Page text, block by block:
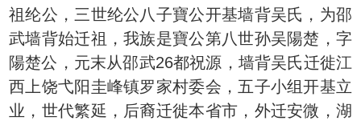
祖纶公，三世纶公八子寶公开基墙背吴氏，为邵
武墙背始迁祖，我族是寶公第八世孙吴陽楚，字
陽楚公，元末从邵武26都祝源，墙背吴氏迁徙江
西上饶弋阳圭峰镇罗家村委会，五子小组开基立
业，世代繁延，后裔迁徙本省市，外迁安微，湖